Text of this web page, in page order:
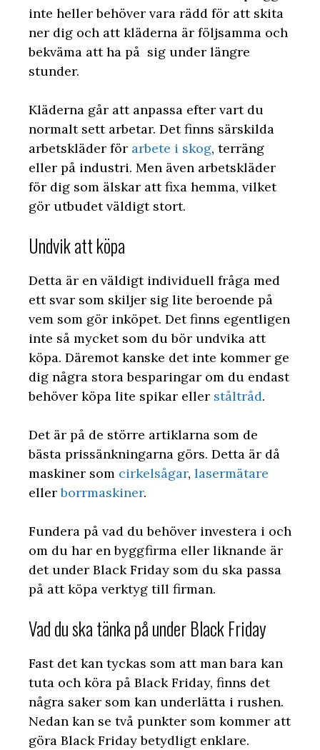
inte heller behöver vara rädd för att skita
ner dig och att kläderna är följsamma och
bekväma att ha på sig under längre
stunder.
Kläderna går att anpassa efter vart du
normalt sett arbetar. Det finns särskilda
arbetskläder för arbete i skog, terräng
eller på industri. Men även arbetskläder
för dig som älskar att fixa hemma, vilket
gör utbudet väldigt stort.
Undvik att köpa
Detta är en väldigt individuell fråga med
ett svar som skiljer sig lite beroende på
vem som gör inköpet. Det finns egentligen
inte så mycket som du bör undvika att
köpa. Däremot kanske det inte kommer ge
dig några stora besparingar om du endast
behöver köpa lite spikar eller ståltråd.
Det är på de större artiklarna som de
bästa prissänkningarna görs. Detta är då
maskiner som cirkelsågar, lasermätare
ellerborrmaskiner.
Fundera på vad du behöver investera i och
om du har en byggfirma eller liknande är
det under Black Friday som du ska passa
på att köpa verktyg till firman.
Vad du ska tänka på under Black Friday
Fast det kan tyckas som att man bara kan
tuta och köra på Black Friday, finns det
några saker som kan underlätta i rushen.
Nedan kan se två punkter som kommer att
göra Black Friday betydligt enklare.